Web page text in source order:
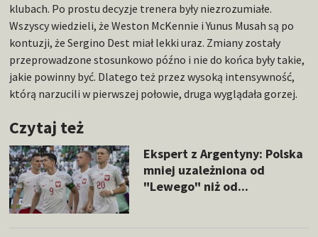
klubach. Po prostu decyzje trenera były niezrozumiałe.
Wszyscy wiedzieli, że Weston McKennie i Yunus Musah są po
kontuzji, że Sergino Dest miał lekki uraz. Zmiany zostały
przeprowadzone stosunkowo późno i nie do końca były takie,
jakie powinny być. Dlatego też przez wysoką intensywność,
którą narzucili w pierwszej połowie, druga wyglądała gorzej.
Czytaj też
Ekspert z Argentyny: Polska
mniej uzależniona od
"Lewego" niż od...